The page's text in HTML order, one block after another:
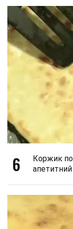
6
Коржик
апетитний